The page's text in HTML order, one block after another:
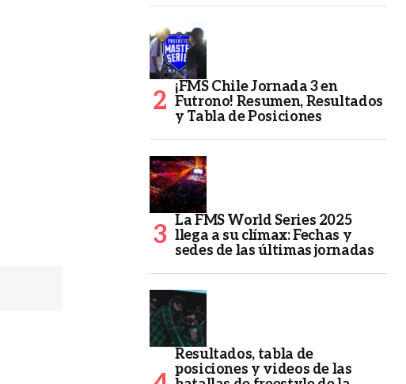
¡FMS Chile Jornada 3 en
Futrono! Resumen, Resultados
y Tabla de Posiciones
La FMS World Series 2025
llega a su clímax: Fechas y
sedes de las últimas jornadas
Resultados, tabla de
posiciones y videos de las